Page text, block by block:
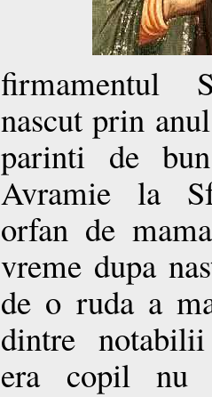
firmamentul
nascut prin
parinti de
Avramie la
orfan de
vreme dupa
de o ruda a
dintre
era copil nu